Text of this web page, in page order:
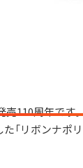
110周年です
リボンナポ